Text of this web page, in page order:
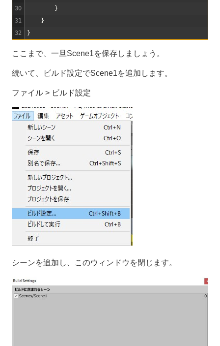
30
31
32
}
}
}
ここまで、一旦Scene1を保存しましょう。
続いて、ビルド設定でScene1を追加します。
ファイル > ビルド設定
シーンを追加し、このウィンドウを閉じます。